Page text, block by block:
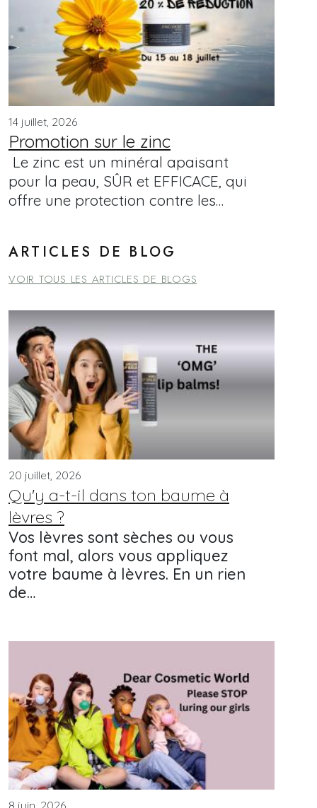
14 juillet, 2026
Promotion sur le zinc
Le zinc est un minéral apaisant
pour la peau, SÛR et EFFICACE, qui
offre une protection contre les…
ARTICLES DE BLOG
VOIR TOUS LES ARTICLES DE BLOGS
20 juillet, 2026
Qu'y a-t-il dans ton baume à
lèvres ?
Vos lèvres sont sèches ou vous
font mal, alors vous appliquez
votre baume à lèvres. En un rien
de…